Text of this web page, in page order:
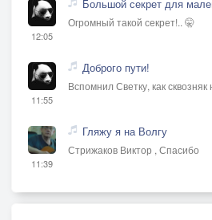
12:05
Большой секрет для
Огромный такой секрет!.. 🤫
11:55
Доброго пути!
Вспомнил Светку, как
11:39
Гляжу я на Волгу
Стрижаков Виктор , Спасибо